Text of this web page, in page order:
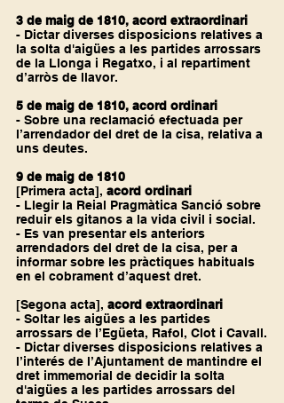
3 de maig de 1810, acord extraordinari
- Dictar diverses disposicions relatives a
la solta d'aigües a les partides arrossars
de la Llonga i Regatxo, i al repartiment
d’arròs de llavor.
5 de maig de 1810, acord ordinari
- Sobre una reclamació efectuada per
l’arrendador del dret de la cisa, relativa a
uns deutes.
9 de maig de 1810
[Primera acta], acord ordinari
- Llegir la Reial Pragmàtica Sanció sobre
reduir els gitanos a la vida civil i social.
- Es van presentar els anteriors
arrendadors del dret de la cisa, per a
informar sobre les pràctiques habituals
en el cobrament d’aquest dret.
[Segona acta], acord extraordinari
- Soltar les aigües a les partides
arrossars de l’Egüeta, Rafol, Clot i Cavall.
- Dictar diverses disposicions relatives a
l’interés de l’Ajuntament de mantindre el
dret immemorial de decidir la solta
d'aigües a les partides arrossars del